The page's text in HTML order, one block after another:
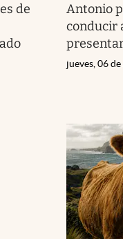
de
Antonio
conducir
jueves, 06